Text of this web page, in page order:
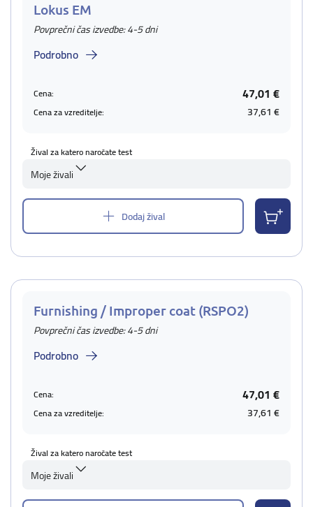
Lokus EM
Povprečni čas izvedbe: 4-5 dni
Podrobno
Cena: 47,01 €
Cena za vzreditelje: 37,61 €
Žival za katero naročate test
Moje živali
Dodaj žival
Furnishing / Improper coat (RSPO2)
Povprečni čas izvedbe: 4-5 dni
Podrobno
Cena: 47,01 €
Cena za vzreditelje: 37,61 €
Žival za katero naročate test
Moje živali